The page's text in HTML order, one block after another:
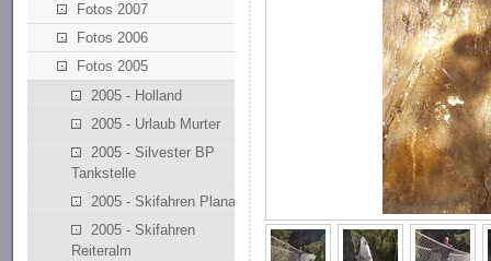
Fotos 2007
Fotos 2006
Fotos 2005
2005 - Holland
2005 - Urlaub Murter
2005 - Silvester BP
Tankstelle
2005 - Skifahren Planai
2005 - Skifahren
Reiteralm